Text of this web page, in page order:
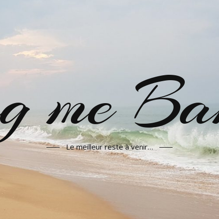
me
Le meilleur reste à venir…